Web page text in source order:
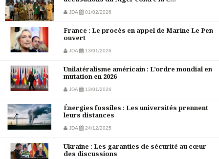
JDA 01/02/2026
France : Le procès en appel de Marine Le Pen
ouvert
JDA 13/01/2026
Unilatéralisme américain : L’ordre mondial en
mutation en 2026
JDA 13/01/2026
Énergies fossiles : Les universités prennent
leurs distances
JDA 24/12/2025
Ukraine : Les garanties de sécurité au cœur
des discussions